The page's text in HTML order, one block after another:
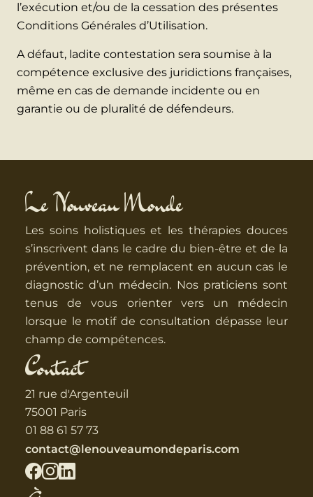
l’exécution et/ou de la cessation des présentes
Conditions Générales d’Utilisation.
A défaut, ladite contestation sera soumise à la
compétence exclusive des juridictions françaises,
même en cas de demande incidente ou en
garantie ou de pluralité de défendeurs.
Le Nouveau Monde
Les soins holistiques et les thérapies douces
s’inscrivent dans le cadre du bien-être et de la
prévention, et ne remplacent en aucun cas le
diagnostic d’un médecin. Nos praticiens sont
tenus de vous orienter vers un médecin
lorsque le motif de consultation dépasse leur
champ de compétences.
Contact
21 rue d'Argenteuil
75001 Paris
01 88 61 57 73
contact@lenouveaumondeparis.com